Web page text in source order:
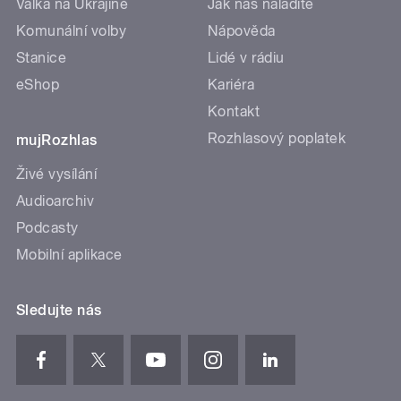
Válka na Ukrajině
Komunální volby
Stanice
eShop
mujRozhlas
Živé vysílání
Audioarchiv
Podcasty
Mobilní aplikace
Jak nás naladíte
Nápověda
Lidé v rádiu
Kariéra
Kontakt
Rozhlasový poplatek
Sledujte nás